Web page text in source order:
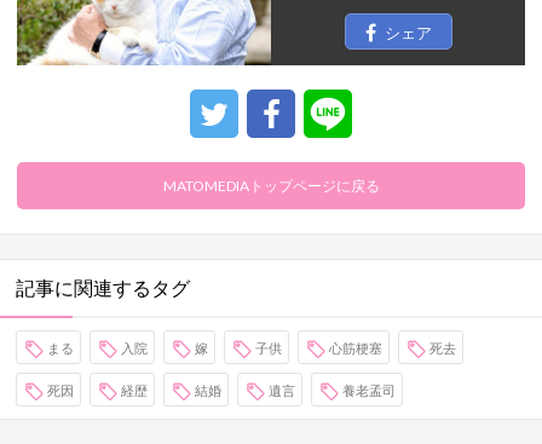
シェア
MATOMEDIAトップページに戻る
記事に関連するタグ
まる 入院 嫁 子供 心筋梗塞 死去
死因 経歴 結婚 遺言 養老孟司